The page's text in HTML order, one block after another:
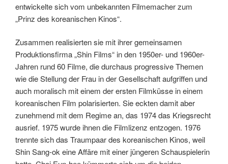
entwickelte sich vom unbekannten Filmemacher zum
„Prinz des koreanischen Kinos“.
Zusammen realisierten sie mit ihrer gemeinsamen
Produktionsfirma „Shin Films“ in den 1950er- und 1960er-
Jahren rund 60 Filme, die durchaus progressive Themen
wie die Stellung der Frau in der Gesellschaft aufgriffen und
auch moralisch mit einem der ersten Filmküsse in einem
koreanischen Film polarisierten. Sie eckten damit aber
zunehmend mit dem Regime an, das 1974 das Kriegsrecht
ausrief. 1975 wurde ihnen die Filmlizenz entzogen. 1976
trennte sich das Traumpaar des koreanischen Kinos, weil
Shin Sang-ok eine Affäre mit einer jüngeren Schauspielerin